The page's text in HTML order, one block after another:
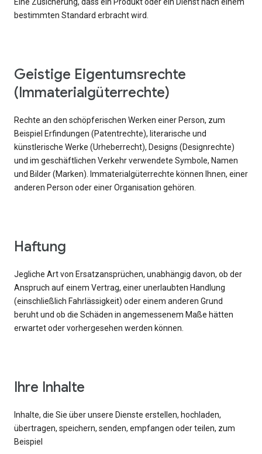
Eine Zusicherung, dass ein Produkt oder ein Dienst nach einem
bestimmten Standard erbracht wird.
Geistige Eigentumsrechte
(Immaterialgüterrechte)
Rechte an den schöpferischen Werken einer Person, zum
Beispiel Erfindungen (Patentrechte), literarische und
künstlerische Werke (Urheberrecht), Designs (Designrechte)
und im geschäftlichen Verkehr verwendete Symbole, Namen
und Bilder (Marken). Immaterialgüterrechte können Ihnen, einer
anderen Person oder einer Organisation gehören.
Haftung
Jegliche Art von Ersatzansprüchen, unabhängig davon, ob der
Anspruch auf einem Vertrag, einer unerlaubten Handlung
(einschließlich Fahrlässigkeit) oder einem anderen Grund
beruht und ob die Schäden in angemessenem Maße hätten
erwartet oder vorhergesehen werden können.
Ihre Inhalte
Inhalte, die Sie über unsere Dienste erstellen, hochladen,
übertragen, speichern, senden, empfangen oder teilen, zum
Beispiel